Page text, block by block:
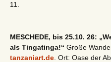
11.
MESCHEDE, bis 25.10. 26:
als Tingatinga!“ Große
tanzaniart.de . Ort: Oase der